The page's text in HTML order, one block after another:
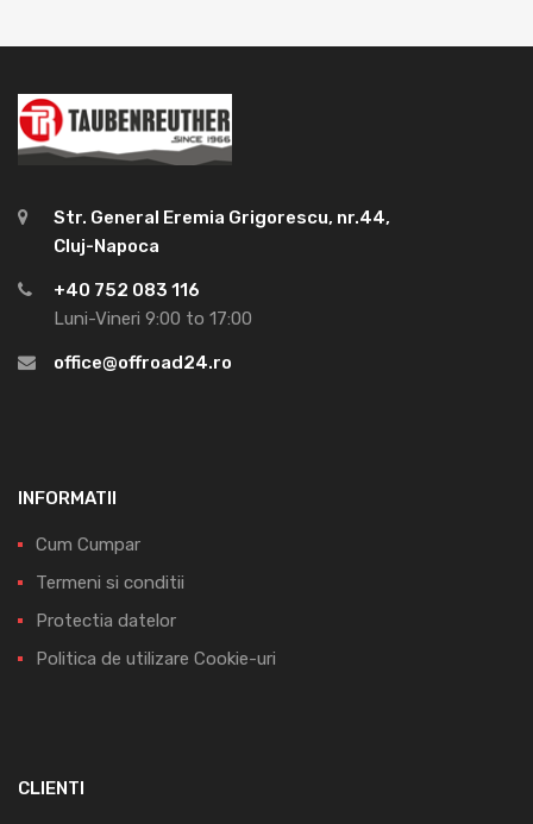
Str. General Eremia Grigorescu, nr.44,
Cluj-Napoca
+40 752 083 116
Luni-Vineri 9:00 to 17:00
office@offroad24.ro
INFORMATII
Cum Cumpar
Termeni si conditii
Protectia datelor
Politica de utilizare Cookie-uri
CLIENTI